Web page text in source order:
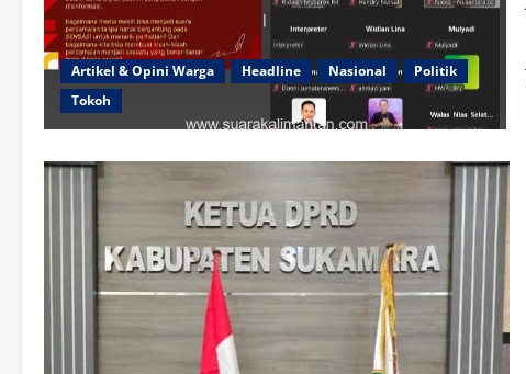
Artikel & Opini Warga Headline Nasional
Politik
Tokoh